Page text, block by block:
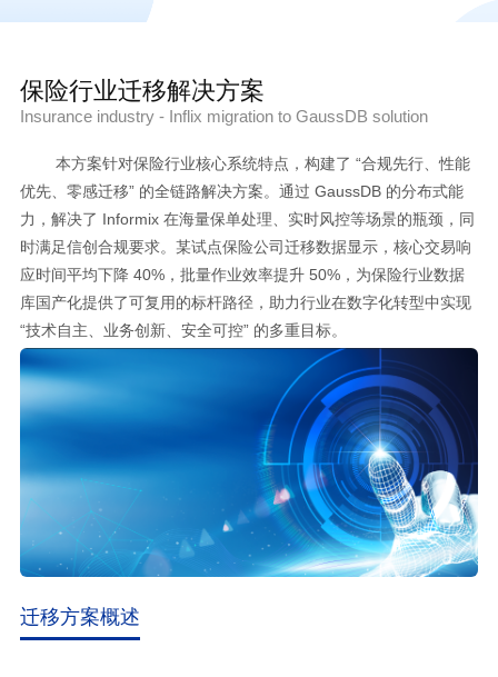
保险行业迁移解决方案
Insurance industry - Inflix migration to GaussDB solution
本方案针对保险行业核心系统特点，构建了 “合规先行、性能
优先、零感迁移” 的全链路解决方案。通过 GaussDB 的分布式能
力，解决了 Informix 在海量保单处理、实时风控等场景的瓶颈，同
时满足信创合规要求。某试点保险公司迁移数据显示，核心交易响
应时间平均下降 40%，批量作业效率提升 50%，为保险行业数据
库国产化提供了可复用的标杆路径，助力行业在数字化转型中实现
“技术自主、业务创新、安全可控” 的多重目标。
迁移方案概述